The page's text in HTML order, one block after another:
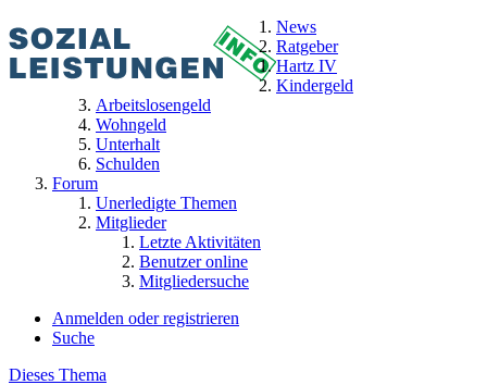
News
Ratgeber
Hartz IV
Kindergeld
Arbeitslosengeld
Wohngeld
Unterhalt
Schulden
Forum
Unerledigte Themen
Mitglieder
Letzte Aktivitäten
Benutzer online
Mitgliedersuche
Anmelden oder registrieren
Suche
Dieses Thema